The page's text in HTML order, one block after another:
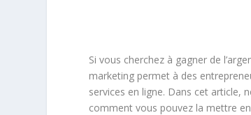
Si vous cherchez à gagner de
marketing permet à des
services en ligne. Dans cet article,
comment vous pouvez la mettre